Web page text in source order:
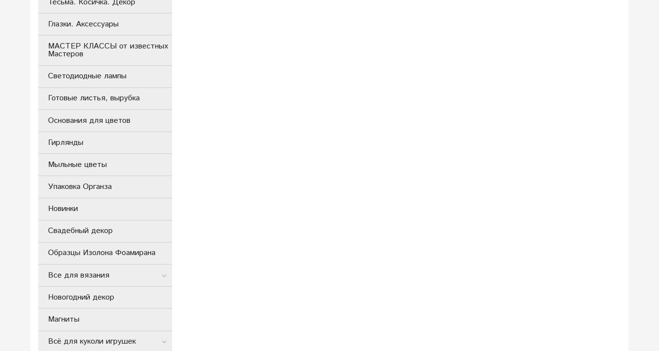
Глазки. Аксессуары
МАСТЕР КЛАССЫ от известных
Мастеров
Светодиодные лампы
Готовые листья, вырубка
Основания для цветов
Гирлянды
Мыльные цветы
Упаковка Органза
Новинки
Свадебный декор
Образцы Изолона Фоамирана
Все для вязания
Новогодний декор
Магниты
Всё для куколи игрушек